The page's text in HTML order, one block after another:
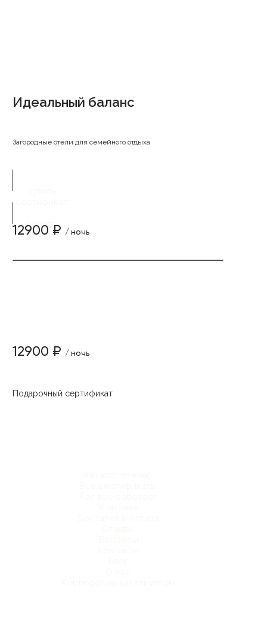
Идеальный баланс
Загородные отели для семейного отдыха
купить
12900 ₽ / ночь
12900 ₽ / ночь
Подарочный сертификат